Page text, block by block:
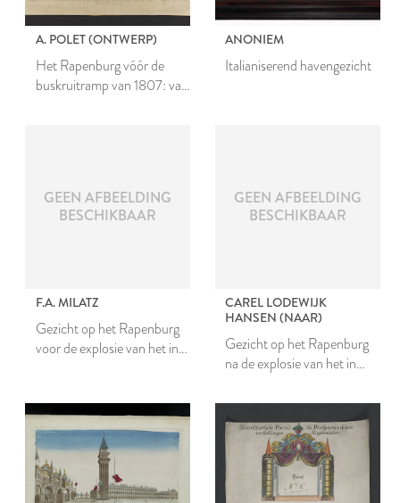
A. POLET (ONTWERP)
Het Rapenburg vóór de
buskruitramp van 1807: van
ANONIEM
Italianiserend havengezicht
GEEN AFBEELDING
BESCHIKBAAR
F.A. MILATZ
Gezicht op het Rapenburg
voor de explosie van het in
GEEN AFBEELDING
BESCHIKBAAR
CAREL LODEWIJK
HANSEN (NAAR)
Gezicht op het Rapenburg
na de explosie van het in